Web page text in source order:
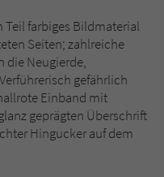
Teil farbiges Bildmaterial
Seiten; zahlreiche
die Neugierde,
gefährlich
Einband mit
geprägten Überschrift
Hingucker auf dem